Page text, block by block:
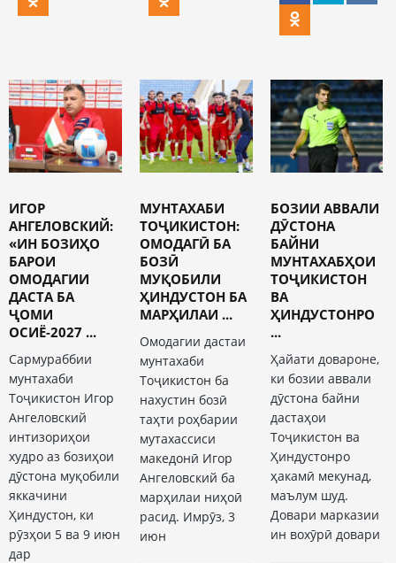
ИГОР
АНГЕЛОВСКИЙ:
«ИН БОЗИҲО
БАРОИ
ОМОДАГИИ
ДАСТА БА
ҶОМИ
ОСИЁ-2027 ...
Сармураббии
мунтахаби
Тоҷикистон Игор
Ангеловский
интизориҳои
худро аз бозиҳои
дӯстона муқобили
яккачини
Ҳиндустон, ки
рӯзҳои 5 ва 9 июн
дар
МУНТАХАБИ
ТОҶИКИСТОН:
ОМОДАГӢ БА
БОЗӢ
МУҚОБИЛИ
ҲИНДУСТОН БА
МАРҲИЛАИ ...
Омодагии дастаи
мунтахаби
Тоҷикистон ба
нахустин бозӣ
таҳти роҳбарии
мутахассиси
македонӣ Игор
Ангеловский ба
марҳилаи ниҳоӣ
расид. Имрӯз, 3
июн
БОЗИИ АВВАЛИ
ДӮСТОНА
БАЙНИ
МУНТАХАБҲОИ
ТОҶИКИСТОН
ВА
ҲИНДУСТОНРО
...
Ҳайати довароне,
ки бозии аввали
дӯстона байни
дастаҳои
Тоҷикистон ва
Ҳиндустонро
ҳакамӣ мекунад,
маълум шуд.
Довари марказии
ин вохӯрӣ довари